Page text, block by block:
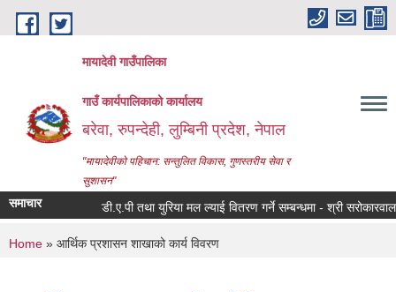
Skip to main content
मायादेवी गाउँपालिका
गाउँ कार्यपालिकाको कार्यालय
बरेवा, रुपन्देही, लुम्बिनी प्रदेश, नेपाल
"मायादेवीको पहिचान: सन्तुलित विकास, गुणस्तरीय सेवा र
सुशासन"
समाचार डी.ए.पी तथा युरिया मल ल्याई वितरण गर्ने सम्बन्धमा - श्री सरोकारवाला
You are here
Home » आर्थिक प्रशासन शाखाको कार्य विवरण